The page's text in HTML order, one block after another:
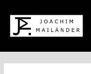
Inhalt
springen